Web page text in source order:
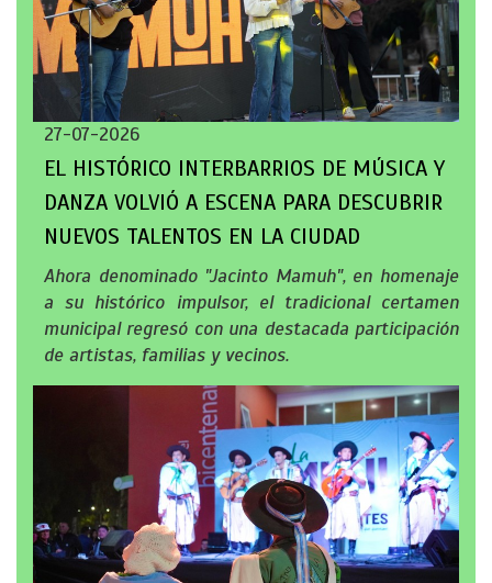
27-07-2026
EL HISTÓRICO INTERBARRIOS DE MÚSICA Y
DANZA VOLVIÓ A ESCENA PARA DESCUBRIR
NUEVOS TALENTOS EN LA CIUDAD
Ahora denominado "Jacinto Mamuh", en homenaje
a su histórico impulsor, el tradicional certamen
municipal regresó con una destacada participación
de artistas, familias y vecinos.